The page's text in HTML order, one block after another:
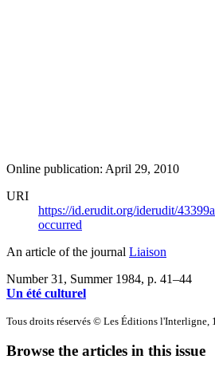
Online publication: April 29, 2010
URI
https://id.erudit.org/iderudit/
occurred
An article of the journal Liaison
Number 31, Summer 1984, p. 41–44
Un été culturel
Tous droits réservés © Les Éditions l'Interligne,
Browse the articles in this issue